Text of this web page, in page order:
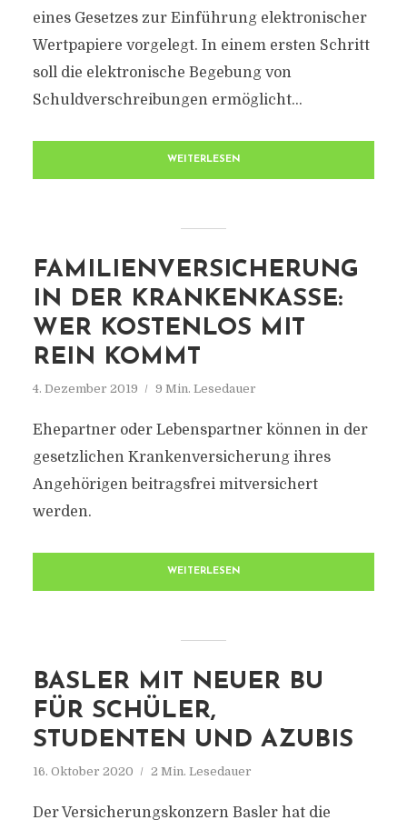
eines Gesetzes zur Einführung elektronischer
Wertpapiere vorgelegt. In einem ersten Schritt
soll die elektronische Begebung von
Schuldverschreibungen ermöglicht...
WEITERLESEN
FAMILIENVERSICHERUNG
IN DER KRANKENKASSE:
WER KOSTENLOS MIT
REIN KOMMT
4. Dezember 2019 9 Min. Lesedauer
Ehepartner oder Lebenspartner können in der
gesetzlichen Krankenversicherung ihres
Angehörigen beitragsfrei mitversichert
werden.
WEITERLESEN
BASLER MIT NEUER BU
FÜR SCHÜLER,
STUDENTEN UND AZUBIS
16. Oktober 2020 2 Min. Lesedauer
Der Versicherungskonzern Basler hat die